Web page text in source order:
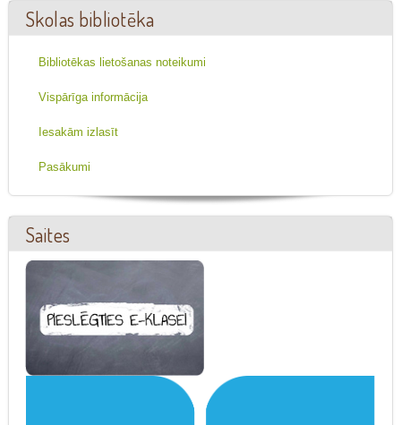
Skolas bibliotēka
Bibliotēkas lietošanas noteikumi
Vispārīga informācija
Iesakām izlasīt
Pasākumi
Saites